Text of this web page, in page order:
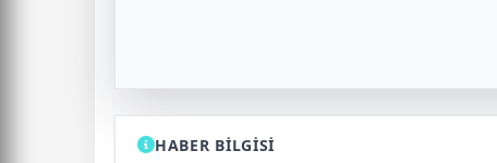
HABER BİLGİSİ